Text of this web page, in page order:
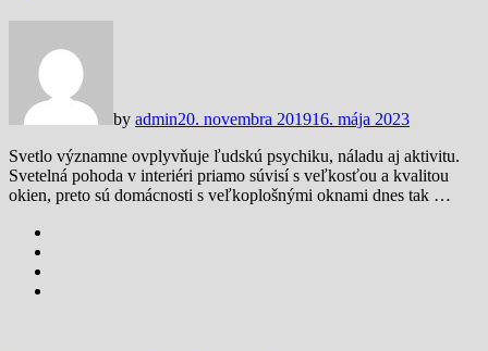
by admin20. novembra 201916. mája 2023
Svetlo významne ovplyvňuje ľudskú psychiku, náladu aj aktivitu.
Svetelná pohoda v interiéri priamo súvisí s veľkosťou a kvalitou
okien, preto sú domácnosti s veľkoplošnými oknami dnes tak …